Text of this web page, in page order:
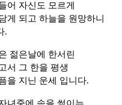
어 자신도 모르게
게 되고 하늘을 원망하니
.
젊은날에 한서린
서 그 한을 평생
을 지닌 운세 입니다.